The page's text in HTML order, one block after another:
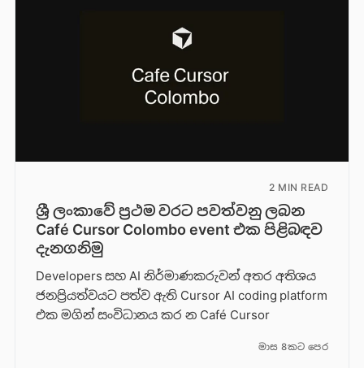
2 MIN READ
ශ්‍රී ලංකාවේ ප්‍රථම වරට පවත්වනු ලබන
Café Cursor Colombo event එක පිළිබඳව
දැනගනිමු
Developers සහ AI නිර්මාණකරුවන් අතර අතිශය
ජනප්‍රියත්වයට පත්ව ඇති Cursor AI coding platform
එක මගින් සංවිධානය කර න Café Cursor
මාස 8කට පෙර